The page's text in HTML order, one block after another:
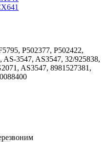
P502377, P502422,
AS-3547, AS3547, 32/925838,
AS3547, 8981527381,